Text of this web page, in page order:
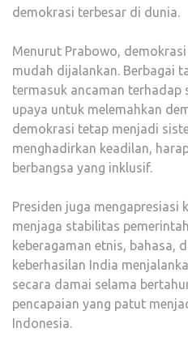
demokrasi terbesar di dunia.
Menurut Prabowo,
mudah dijalankan. Berbagai
termasuk ancaman
upaya untuk melemahkan
demokrasi tetap menjadi
menghadirkan keadilan,
berbangsa yang inklusif.
Presiden juga mengapresiasi
menjaga stabilitas
keberagaman etnis, bahasa,
keberhasilan India
secara damai selama
pencapaian yang patut
Indonesia.